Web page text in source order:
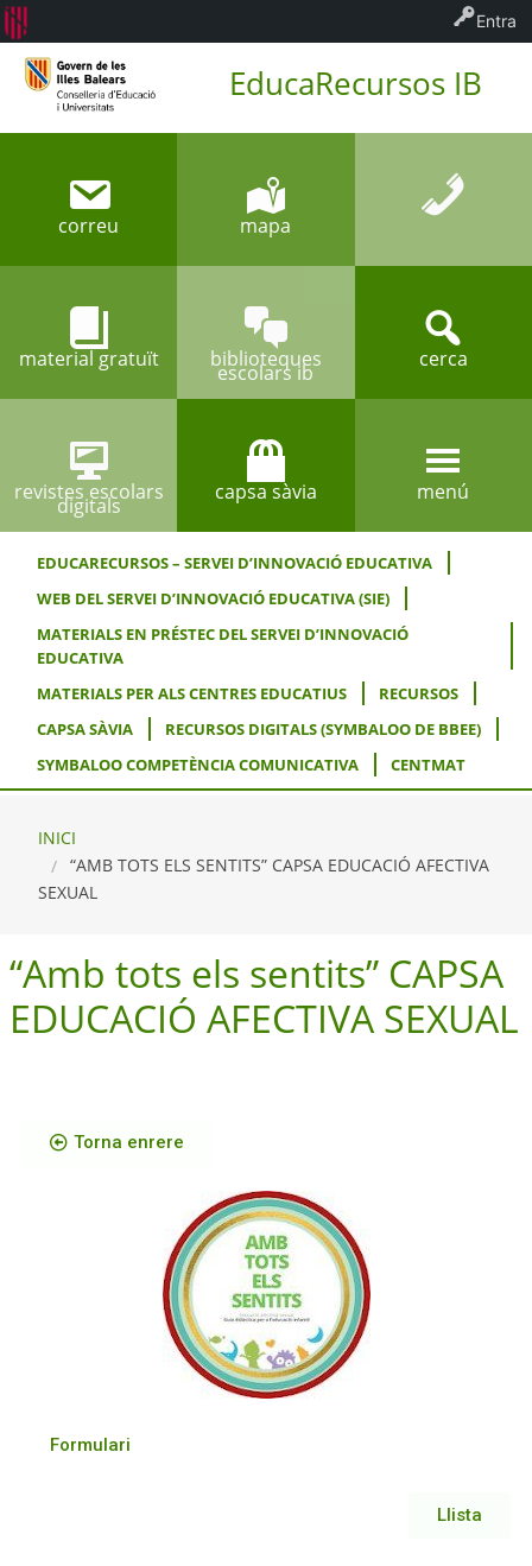
EducaRecursos IB
correu mapa
material gratuït biblioteques
escolars ib
cerca
revistes escolars
digitals
capsa sàvia menú
EDUCARECURSOS – SERVEI D’INNOVACIÓ EDUCATIVA
WEB DEL SERVEI D’INNOVACIÓ EDUCATIVA (SIE)
MATERIALS EN PRÉSTEC DEL SERVEI D’INNOVACIÓ
EDUCATIVA
MATERIALS PER ALS CENTRES EDUCATIUS
RECURSOS
CAPSA SÀVIA
RECURSOS DIGITALS (SYMBALOO DE BBEE)
SYMBALOO COMPETÈNCIA COMUNICATIVA
CENTMAT
INICI
“AMB TOTS ELS SENTITS” CAPSA EDUCACIÓ AFECTIVA
SEXUAL
“Amb tots els sentits” CAPSA
EDUCACIÓ AFECTIVA SEXUAL
Torna enrere
Formulari
Llista
Entra